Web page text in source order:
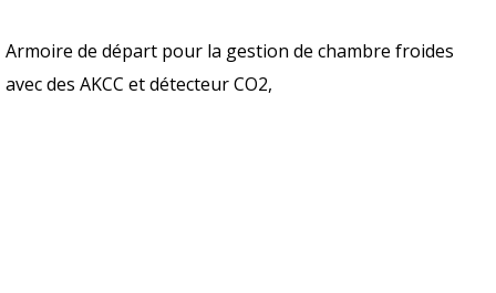
Armoire de départ pour la gestion de chambre froides
avec des AKCC et détecteur CO2,